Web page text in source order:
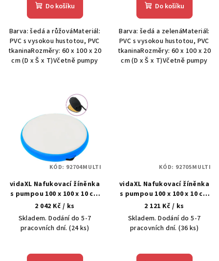
Do košíku
Barva: šedá a růžováMateriál:
PVC s vysokou hustotou, PVC
tkaninaRozměry: 60 x 100 x 20
cm (D x Š x T)Včetně pumpy
Do košíku
Barva: šedá a zelenáMateriál:
PVC s vysokou hustotou, PVC
tkaninaRozměry: 60 x 100 x 20
cm (D x Š x T)Včetně pumpy
vidaXL Nafukovací žíněnka
s pumpou 100 x 100 x 10 cm
PVC modrá
2 042 Kč / ks
Skladem. Dodání do 5-7
pracovních dní.(24 ks)
KÓD: 92704MULTI
vidaXL Nafukovací žíněnka
s pumpou 100 x 100 x 10 cm
PVC zelená
2 121 Kč / ks
Skladem. Dodání do 5-7
pracovních dní.(36 ks)
KÓD: 92705MULTI